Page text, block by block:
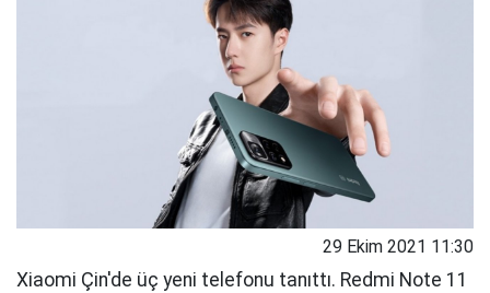
29 Ekim 2021 11:30
Xiaomi Çin'de üç yeni telefonu tanıttı. Redmi Note 11